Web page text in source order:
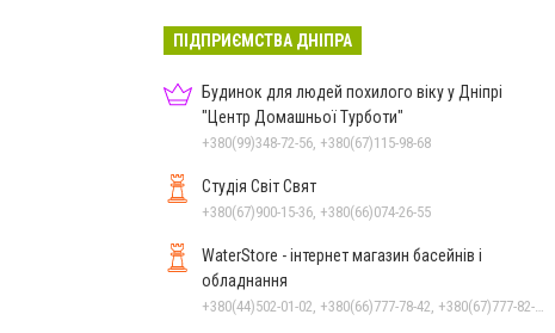
ПІДПРИЄМСТВА ДНІПРА
Будинок для людей похилого віку у Дніпрі
"Центр Домашньої Турботи"
+380(99)348-72-56, +380(67)115-98-68
Студія Світ Свят
+380(67)900-15-36, +380(66)074-26-55
WaterStore - інтернет магазин басейнів і
обладнання